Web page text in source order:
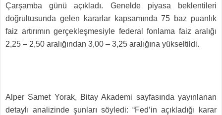
Çarşamba günü açıkladı. Genelde piyasa beklentileri
doğrultusunda gelen kararlar kapsamında 75 baz puanlık
faiz artırımın gerçekleşmesiyle federal fonlama faiz aralığı
2,25 – 2,50 aralığından 3,00 – 3,25 aralığına yükseltildi.
Alper Samet Yorak, Bitay Akademi sayfasında yayınlanan
detaylı analizinde şunları söyledi: “Fed’in açıkladığı karar